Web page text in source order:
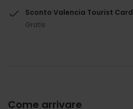
Sconto Valencia Tourist Card
Gratis
Come arrivare